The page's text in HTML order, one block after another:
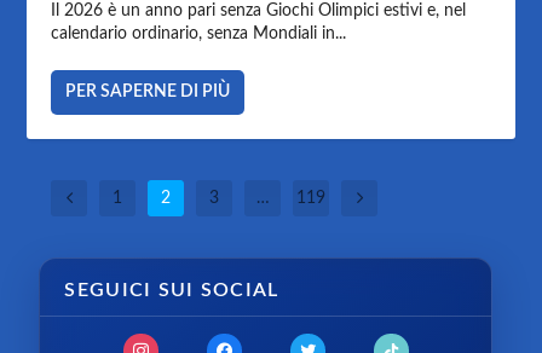
Il 2026 è un anno pari senza Giochi Olimpici estivi e, nel
calendario ordinario, senza Mondiali in...
PER SAPERNE DI PIÙ
1 2 3 … 119
SEGUICI SUI SOCIAL